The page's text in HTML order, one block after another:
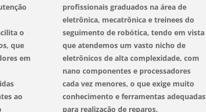
o
que
em
ao
profissionais graduados na área de
eletrônica, mecatrônica e treinees do
seguimento de robótica, tendo em vista
que atendemos um vasto nicho de
eletrônicos de alta complexidade, com
nano componentes e processadores
cada vez menores, o que exige muito
conhecimento e ferramentas adequadas
para realização de reparos.